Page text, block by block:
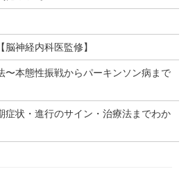
神経内科医監修】
〜本態性振戦からパーキンソン病まで
症状・進行のサイン・治療法までわか